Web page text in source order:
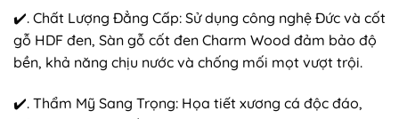
✔️. Chất Lượng Đẳng Cấp: Sử dụng công nghệ Đức và cốt
gỗ HDF đen, Sàn gỗ cốt đen Charm Wood đảm bảo độ
bền, khả năng chịu nước và chống mối mọt vượt trội.
✔️. Thẩm Mỹ Sang Trọng: Họa tiết xương cá độc đáo,